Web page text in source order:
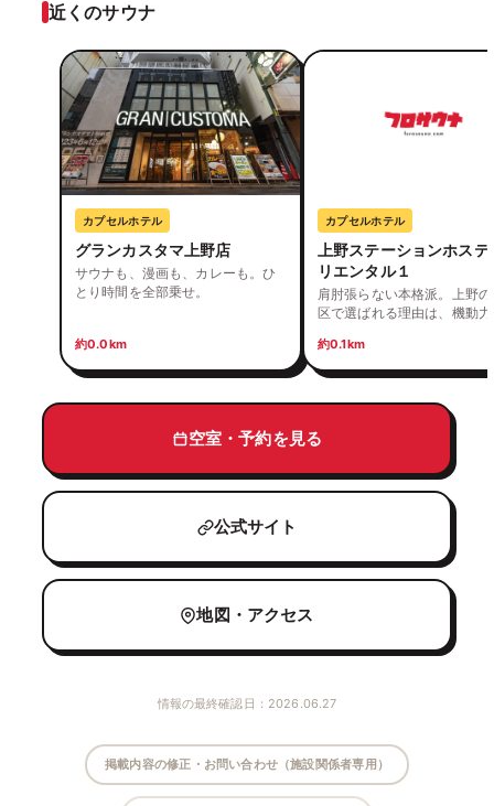
近くのサウナ
カプセルホテル
グランカスタマ上野店
サウナも、漫画も、カレーも。ひ
とり時間を全部乗せ。
約0.0km
カプセルホテル
上野ステーションホステ
リエンタル１
肩肘張らない本格派。上野
区で選ばれる理由は、機動
約0.1km
空室・予約を見る
公式サイト
地図・アクセス
情報の最終確認日：2026.06.27
掲載内容の修正・お問い合わせ（施設関係者専用）